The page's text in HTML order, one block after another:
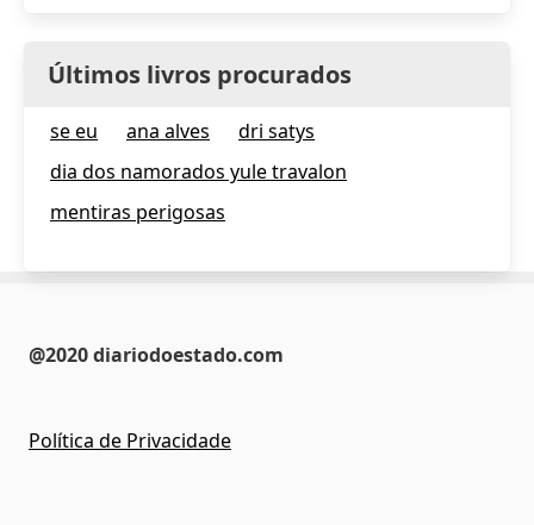
Últimos livros procurados
se eu ana alves
dri satys
dia dos namorados yule travalon
mentiras perigosas
@2020 diariodoestado.com
Política de Privacidade